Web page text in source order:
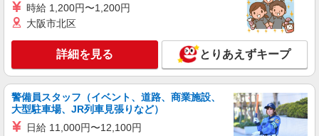
時給 1,200円〜1,200円
大阪市北区
詳細を見る とりあえずキープ
警備員スタッフ（イベント、道路、商業施設、
大型駐車場、JR列車見張りなど）
日給 11,000円〜12,100円